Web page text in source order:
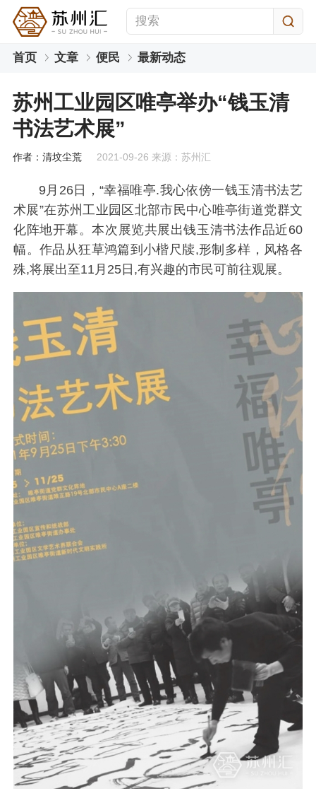
首页 文章 便民 最新动态
苏州工业园区唯亭举办“钱玉清
书法艺术展”
作者：清坟尘荒 2021-09-26 来源：苏州汇
9月26日，“幸福唯亭.我心依傍一钱玉清书法艺
术展”在苏州工业园区北部市民中心唯亭街道党群文
化阵地开幕。本次展览共展出钱玉清书法作品近60
幅。作品从狂草鸿篇到小楷尺牍,形制多样，风格各
殊,将展出至11月25日,有兴趣的市民可前往观展。